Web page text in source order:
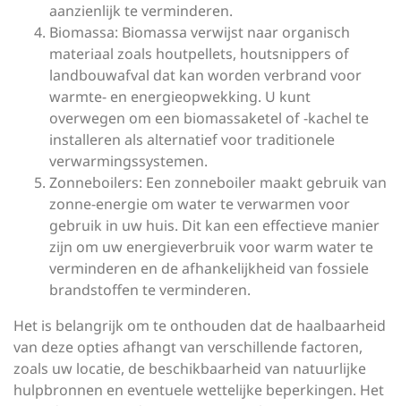
aanzienlijk te verminderen.
Biomassa: Biomassa verwijst naar organisch
materiaal zoals houtpellets, houtsnippers of
landbouwafval dat kan worden verbrand voor
warmte- en energieopwekking. U kunt
overwegen om een biomassaketel of -kachel te
installeren als alternatief voor traditionele
verwarmingssystemen.
Zonneboilers: Een zonneboiler maakt gebruik van
zonne-energie om water te verwarmen voor
gebruik in uw huis. Dit kan een effectieve manier
zijn om uw energieverbruik voor warm water te
verminderen en de afhankelijkheid van fossiele
brandstoffen te verminderen.
Het is belangrijk om te onthouden dat de haalbaarheid
van deze opties afhangt van verschillende factoren,
zoals uw locatie, de beschikbaarheid van natuurlijke
hulpbronnen en eventuele wettelijke beperkingen. Het